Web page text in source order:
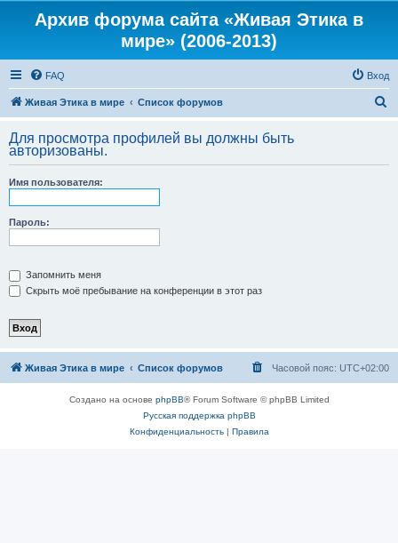
Архив форума сайта «Живая Этика в
мире» (2006-2013)
FAQ Вход
Живая Этика в мире Список форумов
с
Для просмотра профилей вы должны быть
авторизованы.
Имя пользователя:
Пароль:
Запомнить меня
Скрыть моё пребывание на конференции в этот раз
Живая Этика в мире Список форумов Часовой пояс: UTC+02:00
Создано на основе phpBB® Forum Software © phpBB Limited
Русская поддержка phpBB
Конфиденциальность| Правила